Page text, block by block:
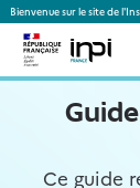
Bienvenue sur le site de
Ce guide
Panneau de